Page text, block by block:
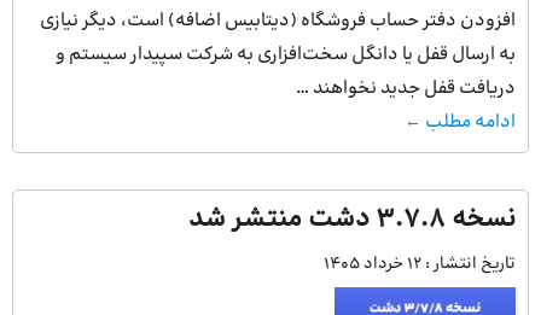
افزودن دفتر حساب فروشگاه (دیتابیس اضافه) است، دیگر نیازی
به ارسال قفل یا دانگل سخت‌افزاری به شرکت سپیدار سیستم و
دریافت قفل جدید نخواهند …
ادامه مطلب ←
نسخه 3.7.8 دشت منتشر شد
تاریخ انتشار : 12 خرداد 1405